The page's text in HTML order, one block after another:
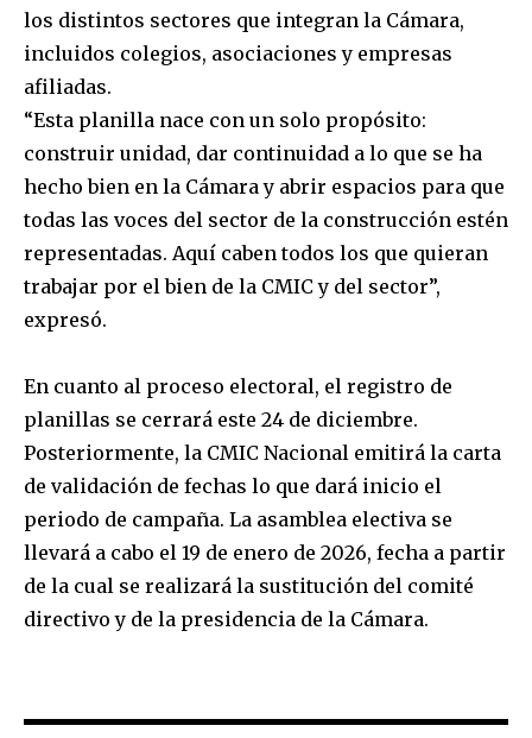
los distintos sectores que integran la Cámara,
incluidos colegios, asociaciones y empresas
afiliadas.
“Esta planilla nace con un solo propósito:
construir unidad, dar continuidad a lo que se ha
hecho bien en la Cámara y abrir espacios para que
todas las voces del sector de la construcción estén
representadas. Aquí caben todos los que quieran
trabajar por el bien de la CMIC y del sector”,
expresó.
En cuanto al proceso electoral, el registro de
planillas se cerrará este 24 de diciembre.
Posteriormente, la CMIC Nacional emitirá la carta
de validación de fechas lo que dará inicio el
periodo de campaña. La asamblea electiva se
llevará a cabo el 19 de enero de 2026, fecha a partir
de la cual se realizará la sustitución del comité
directivo y de la presidencia de la Cámara.